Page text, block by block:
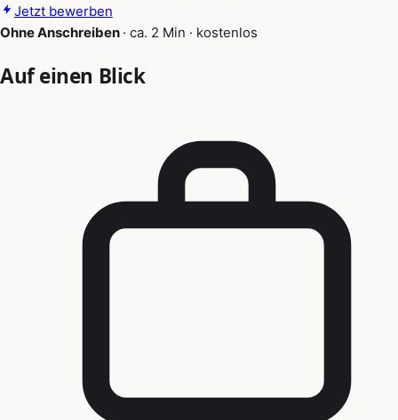
Jetzt bewerben
Ohne Anschreiben · ca. 2 Min · kostenlos
Auf einen Blick